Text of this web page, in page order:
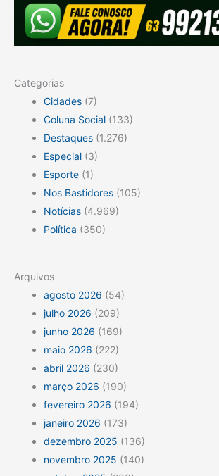
Categorias
Cidades (7)
Coluna Social (133)
Destaques (1.276)
Especial (3)
Esporte (1)
Nos Bastidores (105)
Notícias (4.969)
Política (350)
Arquivos
agosto 2026 (54)
julho 2026 (209)
junho 2026 (169)
maio 2026 (222)
abril 2026 (230)
março 2026 (190)
fevereiro 2026 (194)
janeiro 2026 (173)
dezembro 2025 (136)
novembro 2025 (140)